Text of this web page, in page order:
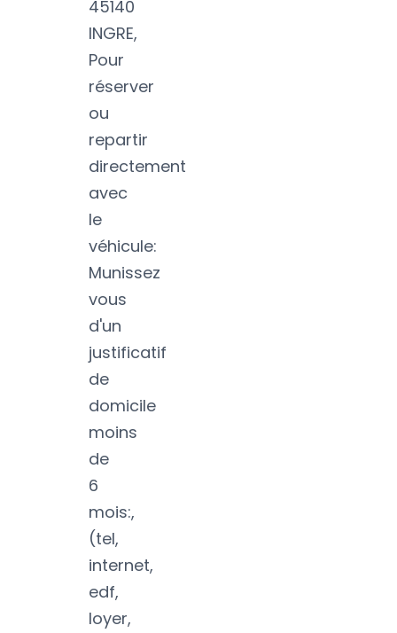
45140
INGRE,
Pour
réserver
ou
repartir
directement
avec
le
véhicule:
Munissez
vous
d'un
justificatif
de
domicile
moins
de
6
mois:,
(tel,
internet,
edf,
loyer,